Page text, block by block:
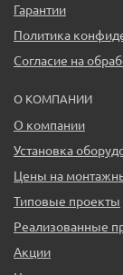
Гарантии
Политика
Согласие на
О КОМПАНИИ
О компании
Установка
Цены на
Типовые проекты
Реализованные
Акции